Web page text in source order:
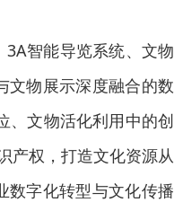
智能导览系统、文物
文物展示深度融合的数
、文物活化利用中的创
产权，打造文化资源从
数字化转型与文化传播